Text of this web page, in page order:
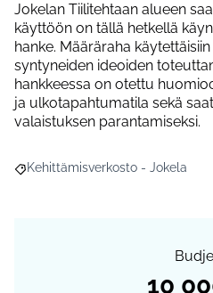
Jokelan Tiilitehtaan alueen
käyttöön on tällä hetkellä
hanke. Määräraha
syntyneiden ideoiden
hankkeessa on otettu
ja ulkotapahtumatila sekä
valaistuksen parantamiseksi.
Rajaa tulokset aihepiirin
Kehittämisverkosto - Jokela
10